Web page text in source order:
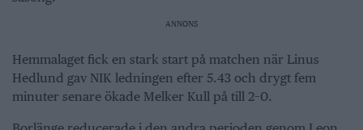
ANNONS
Hemmalaget fick en stark start på matchen när Linus
Hedlund gav NIK ledningen efter 5.43 och drygt fem
minuter senare ökade Melker Kull på till 2–0.